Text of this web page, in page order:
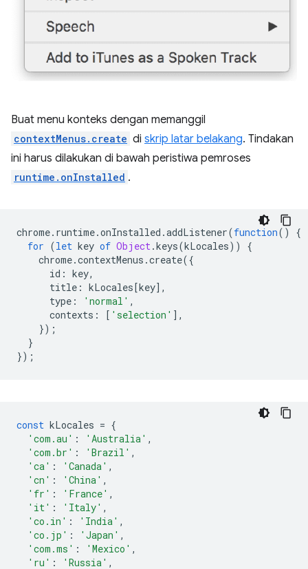
Buat menu konteks dengan memanggil
contextMenus.create di skrip latar belakang. Tindakan
ini harus dilakukan di bawah peristiwa pemroses
runtime.onInstalled .
chrome. runtime.onInstalled .addListener(function()
{
for (let key of Object.keys(kLocales))
{
chrome.contextMenus .create({
id : key,
title : kLocales [key],
type : 'normal' ,
contexts : [ 'selection' ],
});
}
});
const kLocales = {
'com.au' : 'Australia' ,
'com.br' : 'Brazil' ,
'ca' : 'Canada' ,
'cn' : 'China' ,
'fr' : 'France' ,
'it' : 'Italy' ,
'co.in' : 'India' ,
'co.jp' : 'Japan' ,
'com.ms' : 'Mexico' ,
'ru' : 'Russia' ,